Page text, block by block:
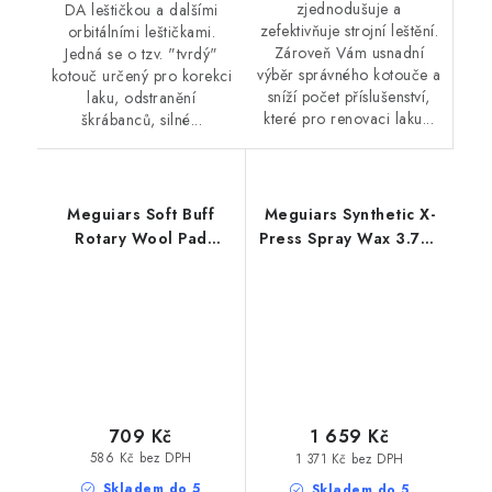
DA leštičkou a dalšími
orbitálními leštičkami.
Jedná se o tzv. "tvrdý"
kotouč určený pro korekci
laku, odstranění
škrábanců, silné...
zjednodušuje a
zefektivňuje strojní leštění.
Zároveň Vám usnadní
výběr správného kotouče a
sníží počet příslušenství,
které pro renovaci laku...
Meguiars Soft Buff
Rotary Wool Pad
586 Kč bez DPH
709 Kč
Meguiars Synthetic X-
Press Spray Wax 3.78L
1 371 Kč bez DPH
1 659 Kč